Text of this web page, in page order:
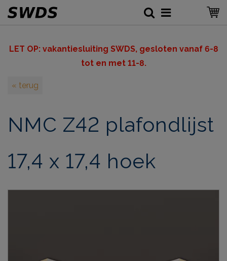
LET OP: vakantiesluiting SWDS, gesloten vanaf 6-8
tot en met 11-8.
« terug
NMC Z42 plafondlijst
17,4 x 17,4 hoek